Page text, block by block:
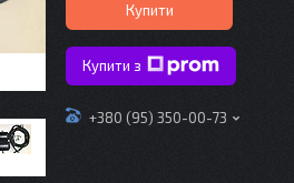
Купити
Купити з
+380 (95) 350-00-73